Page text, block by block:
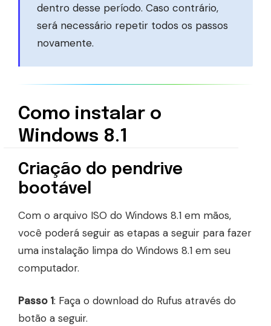
dentro desse período. Caso contrário,
será necessário repetir todos os passos
novamente.
Como instalar o
Windows 8.1
Criação do pendrive
bootável
Com o arquivo ISO do Windows 8.1 em mãos,
você poderá seguir as etapas a seguir para fazer
uma instalação limpa do Windows 8.1 em seu
computador.
Passo 1: Faça o download do Rufus através do
botão a seguir.